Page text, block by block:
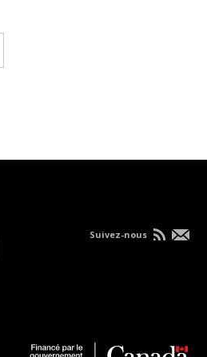
Suivez-nous